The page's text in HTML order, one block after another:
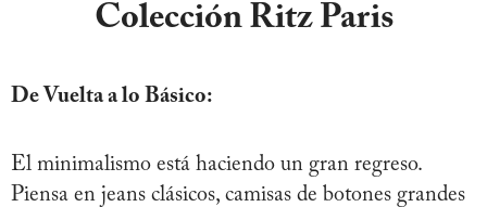
Colección Ritz Paris
De Vuelta a lo Básico:
El minimalismo está haciendo un gran regreso.
Piensa en jeans clásicos, camisas de botones grandes